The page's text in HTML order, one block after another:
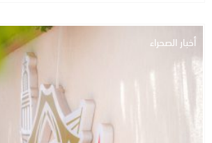
أخبار الصحراء